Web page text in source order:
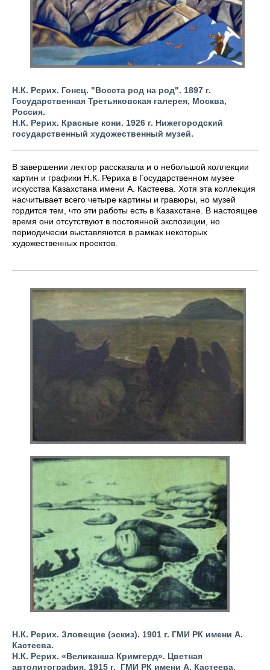
Н.К. Рерих. Гонец. "Восста род на род". 1897 г.
Государственная Третьяковская галерея, Москва,
Россия.
Н.К. Рерих. Красные кони. 1926 г. Нижегородский
государственный художественный музей.
В завершении лектор рассказала и о небольшой коллекции
картин и графики Н.К. Рериха в Государственном музее
искусства Казахстана имени А. Кастеева. Хотя эта коллекция
насчитывает всего четыре картины и гравюры, но музей
гордится тем, что эти работы есть в Казахстане. В настоящее
время они отсутствуют в постоянной экспозиции, но
периодически выставляются в рамках некоторых
художественных проектов.
Н.К. Рерих. Зловещие (эскиз). 1901 г. ГМИ РК имени А.
Кастеева.
Н.К. Рерих. «Великанша Кримгерд». Цветная
автолитография. 1915 г. ГМИ РК имени А. Кастеева.